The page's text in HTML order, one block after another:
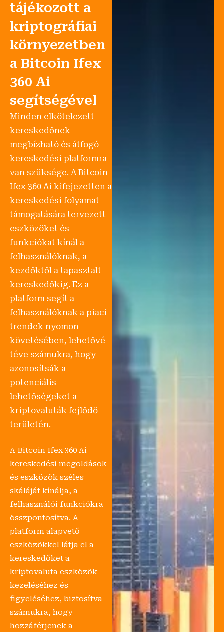
tájékozott a
kriptográfiai
környezetben
a Bitcoin Ifex
360 Ai
segítségével
Minden elkötelezett
kereskedőnek
megbízható és átfogó
kereskedési platformra
van szüksége. A Bitcoin
Ifex 360 Ai kifejezetten a
kereskedési folyamat
támogatására tervezett
eszközöket és
funkciókat kínál a
felhasználóknak, a
kezdőktől a tapasztalt
kereskedőkig. Ez a
platform segít a
felhasználóknak a piaci
trendek nyomon
követésében, lehetővé
téve számukra, hogy
azonosítsák a
potenciális
lehetőségeket a
kriptovaluták fejlődő
területén.
A Bitcoin Ifex 360 Ai
kereskedési megoldások
és eszközök széles
skáláját kínálja, a
felhasználói funkciókra
összpontosítva. A
platform alapvető
eszközökkel látja el a
kereskedőket a
kriptovaluta eszközök
kezeléséhez és
figyeléséhez, biztosítva
számukra, hogy
hozzáférjenek a